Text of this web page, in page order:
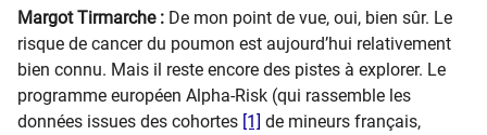
Margot Tirmarche : De mon point de vue, oui, bien sûr. Le
risque de cancer du poumon est aujourd’hui relativement
bien connu. Mais il reste encore des pistes à explorer. Le
programme européen Alpha-Risk (qui rassemble les
données issues des cohortes [1] de mineurs français,